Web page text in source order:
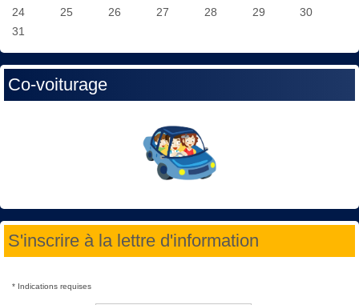
24
25 26 27 28 29
30
31
Co-voiturage
S'inscrire à la lettre d'information
* Indications requises